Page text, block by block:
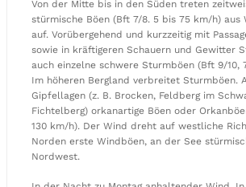
Von der Mitte bis in den Süden treten
stürmische Böen (Bft 7/8. 5 bis 75 km/h) aus
auf. Vorübergehend und kurzzeitig mit
sowie in kräftigeren Schauern und Gewitter
auch einzelne schwere Sturmböen (Bft 9/10,
Im höheren Bergland verbreitet Sturmböen.
Gipfellagen (z. B. Brocken, Feldberg im
Fichtelberg) orkanartige Böen oder
130 km/h). Der Wind dreht auf westliche
Norden erste Windböen, an der See
Nordwest.